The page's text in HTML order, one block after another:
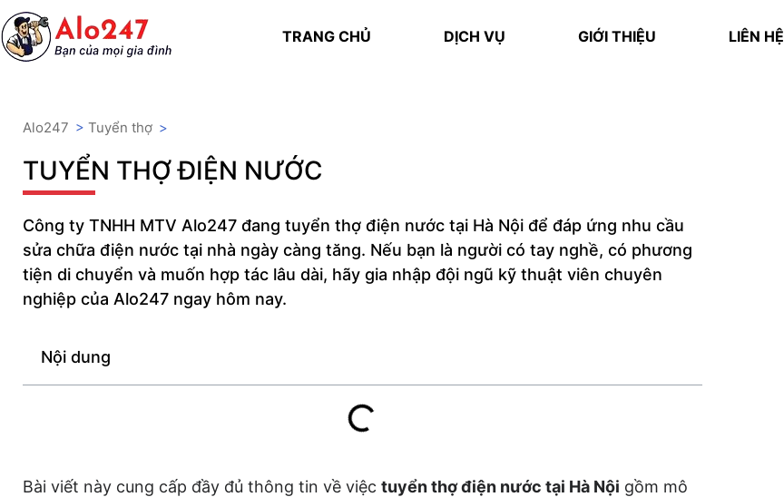
TRANG CHỦ DỊCH VỤ GIỚI THIỆU LIÊN HỆ
Alo247 > Tuyển thợ >
TUYỂN THỢ ĐIỆN NƯỚC
Công ty TNHH MTV Alo247 đang tuyển thợ điện nước tại Hà Nội để đáp ứng nhu cầu
sửa chữa điện nước tại nhà ngày càng tăng. Nếu bạn là người có tay nghề, có phương
tiện di chuyển và muốn hợp tác lâu dài, hãy gia nhập đội ngũ kỹ thuật viên chuyên
nghiệp của Alo247 ngay hôm nay.
Nội dung
Bài viết này cung cấp đầy đủ thông tin về việc tuyển thợ điện nước tại Hà Nội gồm mô